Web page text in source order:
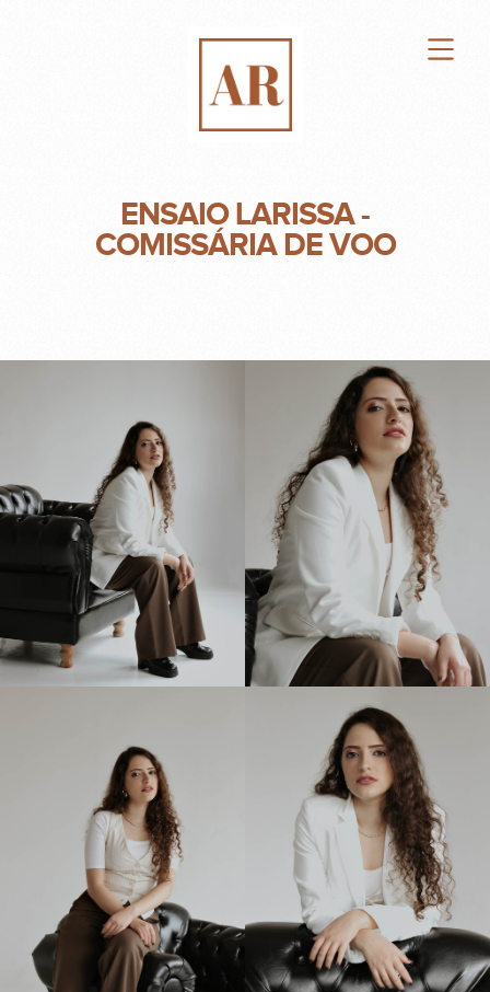
ENSAIO LARISSA -
COMISSÁRIA DE VOO